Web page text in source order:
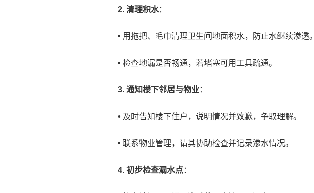
2. 清理积水：
• 用拖把、毛巾清理卫生间地面积水，防止水继续渗透。
• 检查地漏是否畅通，若堵塞可用工具疏通。
3. 通知楼下邻居与物业：
• 及时告知楼下住户，说明情况并致歉，争取理解。
• 联系物业管理，请其协助检查并记录渗水情况。
4. 初步检查漏水点：